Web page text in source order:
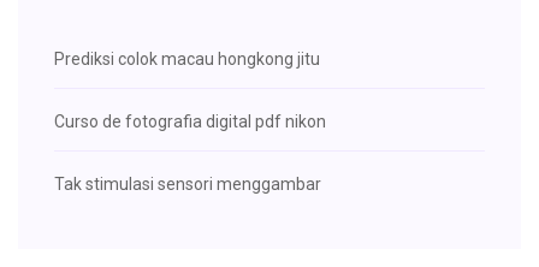
Prediksi colok macau hongkong jitu
Curso de fotografia digital pdf nikon
Tak stimulasi sensori menggambar